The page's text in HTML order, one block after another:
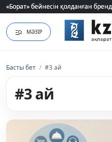
«Борат» бейнесін қолданған
«Борат» бейнесін қолданған
МӘЗІР
Басты бет / #3 ай
#3 ай